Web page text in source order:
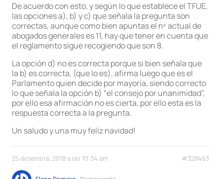
De acuerdo con esto, y según lo que establece el TFUE,
las opciones a), b) y c) que señala la pregunta son
correctas, aunque como bien apuntas el nº actual de
abogados generales es 11, hay que tener en cuenta que
el reglamento sigue recogiendo que son 8.
La opción d) no es correcta porque si bien señala que
la b) es correcta, (que lo es), afirma luego que es el
Parlamento quien decide por mayoría, siendo correcto
lo que señala la opción b) “el consejo por unanimidad”,
por ello esa afirmación no es cierta, por ello esta es la
respuesta correcta a la pregunta.
Un saludo y una muy feliz navidad!
25 diciembre, 2018 a las 10:34 am #328463